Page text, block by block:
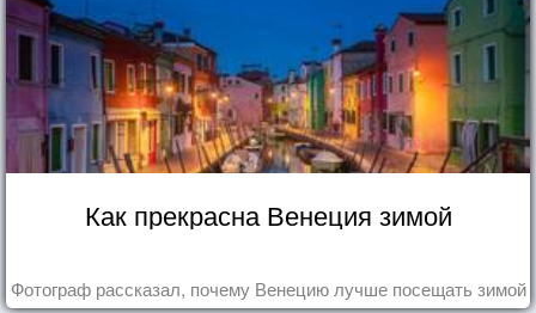
Как прекрасна Венеция зимой
Фотограф рассказал, почему Венецию лучше посещать зимой